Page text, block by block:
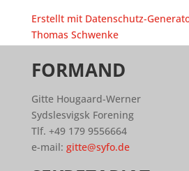
Erstellt mit Datenschutz-
Thomas Schwenke
FORMAND
Gitte Hougaard-Werner
Sydslesvigsk Forening
Tlf. +49 179 9556664
e-mail: gitte@syfo.de